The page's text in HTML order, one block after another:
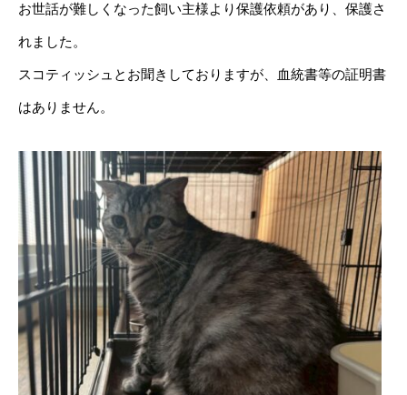
お世話が難しくなった飼い主様より保護依頼があり、保護さ
れました。
スコティッシュとお聞きしておりますが、血統書等の証明書
はありません。